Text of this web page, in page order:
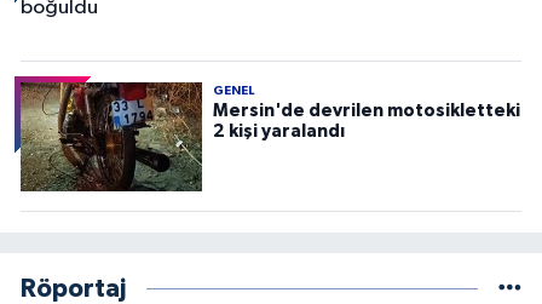
GENEL
Mersin'de devrilen motosikletteki
2 kişi yaralandı
Röportaj